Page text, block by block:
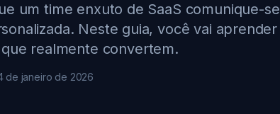
um time enxuto de SaaS comunique-se
Neste guia, você vai aprender
realmente convertem.
de janeiro de 2026